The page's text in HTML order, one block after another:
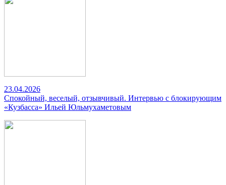
23.04.2026
Спокойный, веселый, отзывчивый. Интервью с блокирующим
«Кузбасса» Ильей Юльмухаметовым